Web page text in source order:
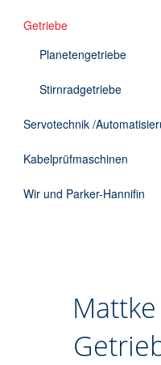
Getriebe
Planetengetriebe
Stirnradgetriebe
Servotechnik /
Kabelprüfmaschinen
Wir und Parker-Hannifin